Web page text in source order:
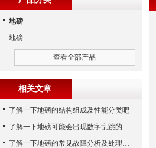
地磅
地磅
查看全部产品
相关文章
了解一下地磅的结构组成及性能分类吧
了解一下地磅可能会出现数字乱跳的原因
了解一下地磅的常见故障分析及处理方法